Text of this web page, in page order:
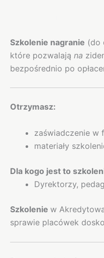
Szkolenie nagranie (do
które pozwalają na
bezpośrednio po
Otrzymasz:
zaświadczenie w
materiały
Dla kogo jest to
Dyrektorzy,
Szkolenie w
sprawie placówek